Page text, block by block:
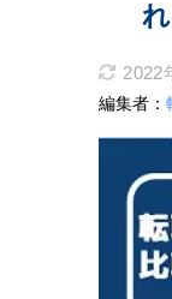
2022
編集者：